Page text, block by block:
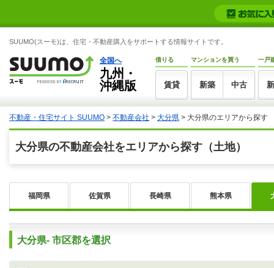
SUUMO(スーモ)は、住宅・不動産購入をサポートする情報サイトです。
全国へ
九州・
沖縄版
借りる
賃貸
マンションを買う
新築 中古
一戸
不動産・住宅サイト SUUMO > 不動産会社 > 大分県 > 大分県のエリアから探す
大分県の不動産会社をエリアから探す（土地）
福岡県 佐賀県 長崎県 熊本県
大分県- 市区郡を選択